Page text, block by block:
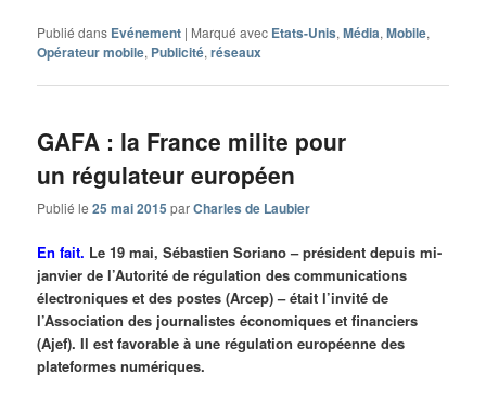
Publié dans Evénement | Marqué avec Etats-Unis,Média,Mobile,
Opérateur mobile, Publicité,réseaux
GAFA : la France milite pour
un régulateur européen
Publié le25 mai 2015 parCharles de Laubier
En fait. Le 19 mai, Sébastien Soriano – président depuis mi-
janvier de l’Autorité de régulation des communications
électroniques et des postes (Arcep) – était l’invité de
l’Association des journalistes économiques et financiers
(Ajef). Il est favorable à une régulation européenne des
plateformes numériques.